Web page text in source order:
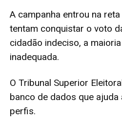
A campanha entrou na
tentam conquistar o voto
cidadão indeciso, a
inadequada.
O Tribunal Superior
banco de dados que
perfis.